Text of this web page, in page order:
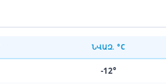
ՆՎԱԶ. °C
-12°